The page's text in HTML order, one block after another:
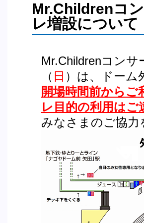
Mr.Childrenコ
レ増設について
Mr.Childrenコンサ
（ 日 ）は、ドーム
開場時間前から
レ目的の利用はご
みなさまのご協